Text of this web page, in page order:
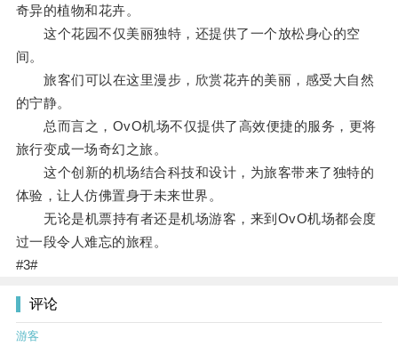
奇异的植物和花卉。
这个花园不仅美丽独特，还提供了一个放松身心的空
间。
旅客们可以在这里漫步，欣赏花卉的美丽，感受大自然
的宁静。
总而言之，OvO机场不仅提供了高效便捷的服务，更将
旅行变成一场奇幻之旅。
这个创新的机场结合科技和设计，为旅客带来了独特的
体验，让人仿佛置身于未来世界。
无论是机票持有者还是机场游客，来到OvO机场都会度
过一段令人难忘的旅程。
#3#
评论
游客